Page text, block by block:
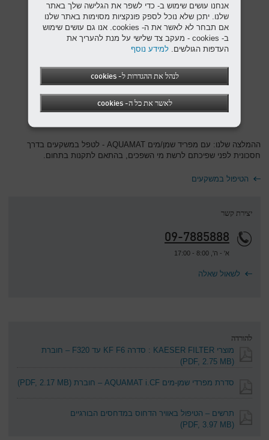
ההמלצה שלנו: עם מפריד שמן/מים AQUAMAT - לטפל במשקעים בדרך
חסכונית לפני שפיכתם לרשת מי השפכים, בהתאם לתקנות בתחום.
הטיפול במשקעים
יצירת קשר
09-7885888
א' - ה', 8:00 - 17:00
לשאול שאלה
להורדה
מוצרי KAESER FILTER : סדרה KF F6 עד F320 – חוברת
(PDF, 2.75 MB)
סדרת מפרדי שמן-מים AQUAMAT i.CF – חוברת (PDF, 2.17 MB)
תרשים – הטיפול באוויר הדחוס במדחסים הבורגיים
(PDF, 3.97 MB)
אנחנו עושים שימוש ב- כדי לשפר את הגלישה שלך באתר
שלנו. יתכן שלא נוכל לספק פונקציות מסוימות באתר שלנו
אם תבחר לא לאשר את ה- cookies. אנו גם עושים שימוש
ב- cookies - מעקב צד שלישי על מנת להעריך את
העדפות הגולשים.למידע נוסף
לנהל את ההגדרות ל- cookies
לאשר את כל ה- cookies